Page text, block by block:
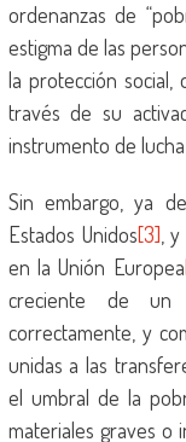
ordenanzas de
estigma de las
la protección social,
través de su
instrumento de
Sin embargo, ya
Estados Unidos[3] ,
en la Unión Europea
creciente de un
correctamente, y
unidas a las
el umbral de la
materiales graves o